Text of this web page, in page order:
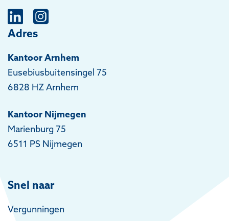
Adres
Kantoor Arnhem
Eusebiusbuitensingel 75
6828 HZ Arnhem
Kantoor Nijmegen
Marienburg 75
6511 PS Nijmegen
Snel naar
Vergunningen